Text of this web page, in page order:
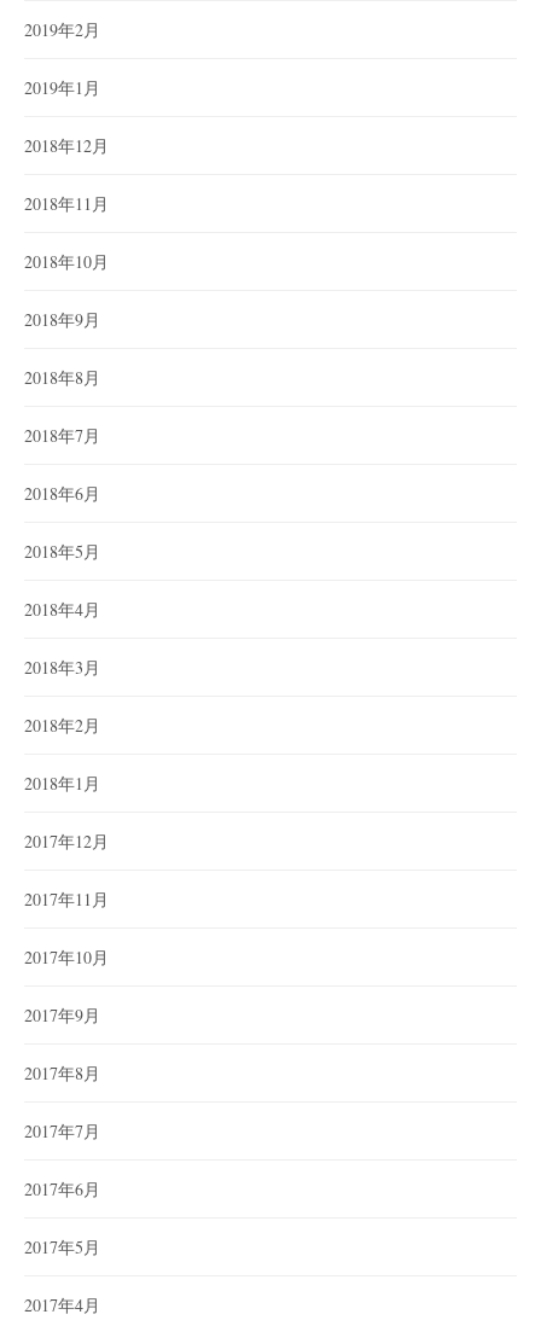
2019年2月
2019年1月
2018年12月
2018年11月
2018年10月
2018年9月
2018年8月
2018年7月
2018年6月
2018年5月
2018年4月
2018年3月
2018年2月
2018年1月
2017年12月
2017年11月
2017年10月
2017年9月
2017年8月
2017年7月
2017年6月
2017年5月
2017年4月